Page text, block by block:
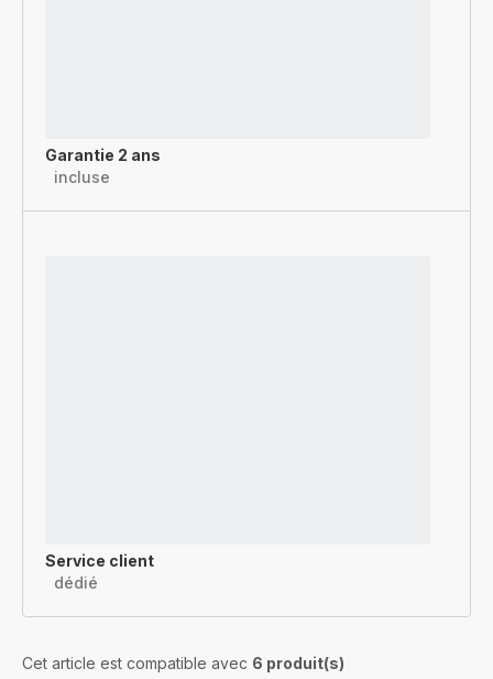
Garantie 2 ans
incluse
Service client
dédié
Cet article est compatible avec 6 produit(s)